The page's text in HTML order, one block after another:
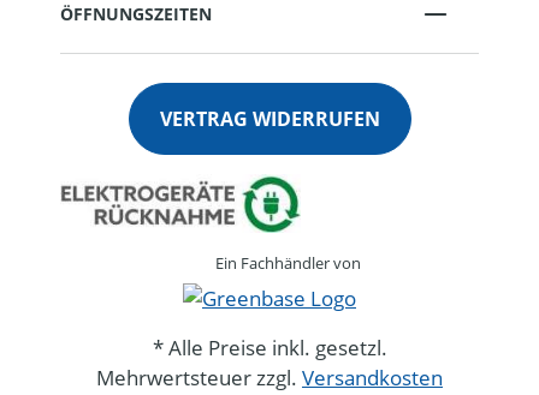
ÖFFNUNGSZEITEN
VERTRAG WIDERRUFEN
Ein Fachhändler von
* Alle Preise inkl. gesetzl.
Mehrwertsteuer zzgl. Versandkosten